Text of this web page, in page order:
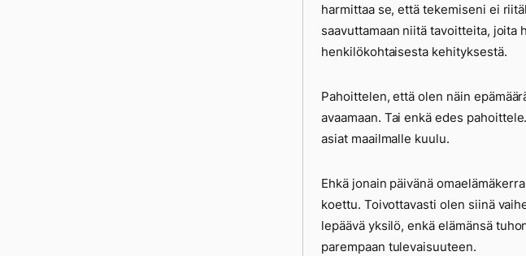
harmittaa se, että tekemiseni ei
saavuttamaan niitä tavoitteita, joita
henkilökohtaisesta kehityksestä.
Pahoittelen, että olen näin
avaamaan. Tai enkä edes
asiat maailmalle kuulu.
Ehkä jonain päivänä
koettu. Toivottavasti olen siinä
lepäävä yksilö, enkä elämänsä
parempaan tulevaisuuteen.